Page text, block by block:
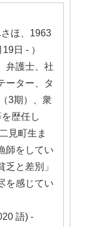
ほ、1963
日 - ）
弁護士、社
ーター、タ
3期）、衆
歴任し
見町生ま
師をしてい
乏と差別」
を感じてい
語) -